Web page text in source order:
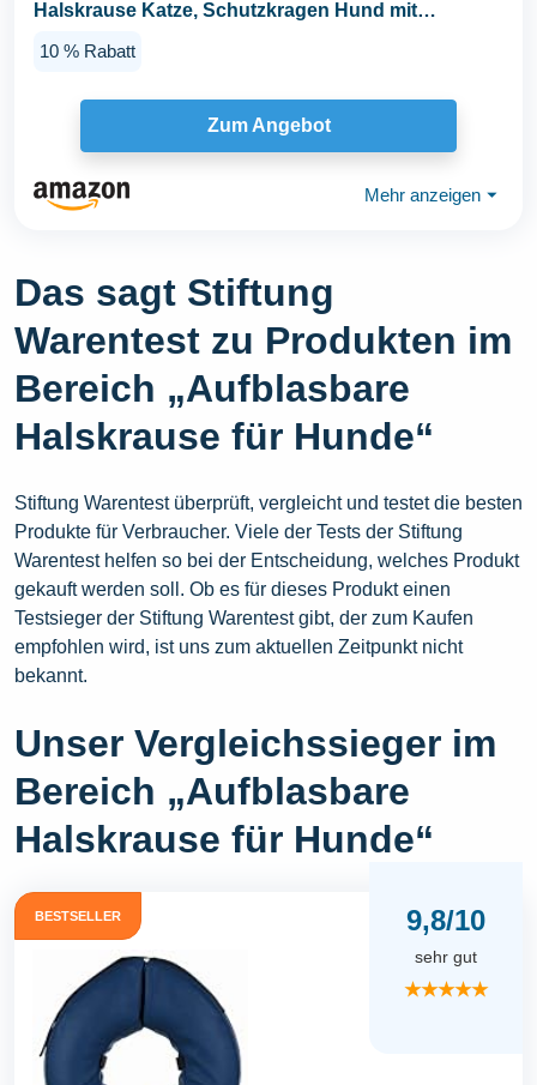
Halskrause Katze, Schutzkragen Hund mit
10 % Rabatt
Zum Angebot
Mehr anzeigen ⏷
Das sagt Stiftung
Warentest zu Produkten im
Bereich „Aufblasbare
Halskrause für Hunde“
Stiftung Warentest überprüft, vergleicht und testet die besten
Produkte für Verbraucher. Viele der Tests der Stiftung
Warentest helfen so bei der Entscheidung, welches Produkt
gekauft werden soll. Ob es für dieses Produkt einen
Testsieger der Stiftung Warentest gibt, der zum Kaufen
empfohlen wird, ist uns zum aktuellen Zeitpunkt nicht
bekannt.
Unser Vergleichssieger im
Bereich „Aufblasbare
Halskrause für Hunde“
BESTSELLER 9,8/10
sehr gut
★★★★★